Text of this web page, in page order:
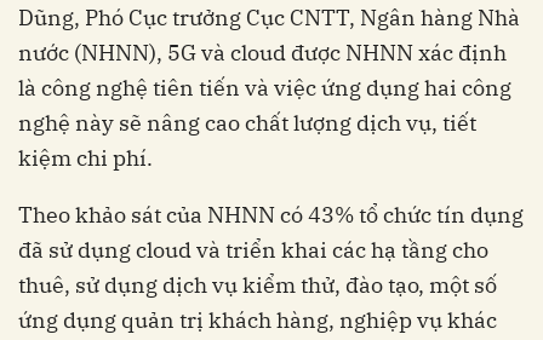
Dũng, Phó Cục trưởng Cục CNTT, Ngân hàng Nhà
nước (NHNN), 5G và cloud được NHNN xác định
là công nghệ tiên tiến và việc ứng dụng hai công
nghệ này sẽ nâng cao chất lượng dịch vụ, tiết
kiệm chi phí.
Theo khảo sát của NHNN có 43% tổ chức tín dụng
đã sử dụng cloud và triển khai các hạ tầng cho
thuê, sử dụng dịch vụ kiểm thử, đào tạo, một số
ứng dụng quản trị khách hàng, nghiệp vụ khác